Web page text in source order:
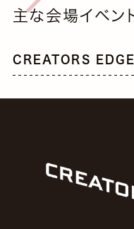
主な会場イベン
CREATORS